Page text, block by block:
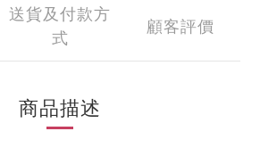
送貨及付款方
式
顧客評價
商品描述